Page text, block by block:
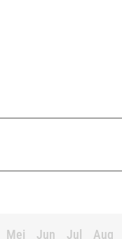
Mei Jun Jul Aug